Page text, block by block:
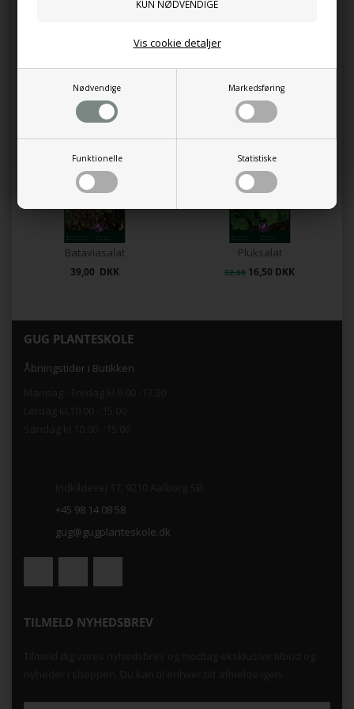
Nødvendige Markedsføring
Funktionelle Statistiske
Vis cookie detaljer
200,00 DKK 400,00 DKK
Bataviasalat
39,00 DKK
Pluksalat
22,00 16,50 DKK
GUG PLANTESKOLE
Åbningstider i Butikken
+45 98 14 08 58
gug@gugplanteskole.dk
TILMELD NYHEDSBREV